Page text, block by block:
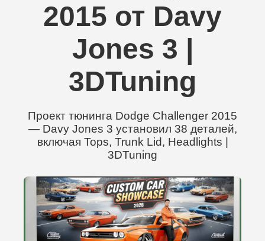
2015 от Davy
Jones 3 |
3DTuning
Проект тюнинга Dodge Challenger 2015
— Davy Jones 3 установил 38 деталей,
включая Tops, Trunk Lid, Headlights |
3DTuning